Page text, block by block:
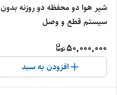
شیر هوا دو محفظه دو روزنه بدون
سیستم قطع و وصل
50,000,000
افزودن به سبد